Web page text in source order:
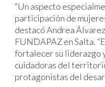
“Un aspecto
participación de
destacó Andrea
FUNDAPAZ en Salta.
fortalecer su liderazgo
cuidadoras del
protagonistas del